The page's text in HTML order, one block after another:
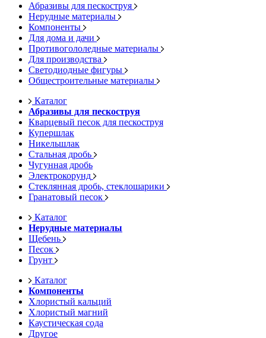
Абразивы для пескоструя
Нерудные материалы
Компоненты
Для дома и дачи
Противогололедные материалы
Для производства
Светодиодные фигуры
Общестроительные материалы
Каталог
Абразивы для пескоструя
Кварцевый песок для пескоструя
Купершлак
Никельшлак
Стальная дробь
Чугунная дробь
Электрокорунд
Стеклянная дробь, стеклошарики
Гранатовый песок
Каталог
Нерудные материалы
Щебень
Песок
Грунт
Каталог
Компоненты
Хлористый кальций
Хлористый магний
Каустическая сода
Другое